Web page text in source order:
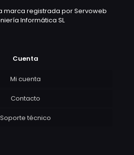
marca registrada por Servoweb
Informática SL
Cuenta
Mi cuenta
Contacto
Soporte técnico